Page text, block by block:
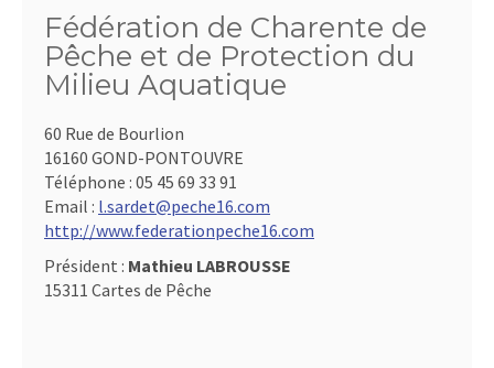
Fédération de Charente de
Pêche et de Protection du
Milieu Aquatique
60 Rue de Bourlion
16160 GOND-PONTOUVRE
Téléphone : 05 45 69 33 91
Email : l.sardet@peche16.com
http://www.federationpeche16.com
Président : Mathieu LABROUSSE
15311 Cartes de Pêche